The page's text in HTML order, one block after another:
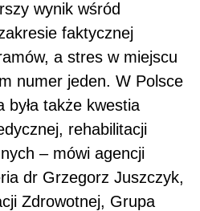
wynik wśród
faktycznej
a stres w miejscu
numer jeden. W Polsce
była także kwestia
rehabilitacji
– mówi agencji
dr Grzegorz Juszczyk,
Zdrowotnej, Grupa